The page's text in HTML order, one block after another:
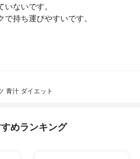
ないです。
持ち運びやすいです。
青汁 ダイエット
めランキング